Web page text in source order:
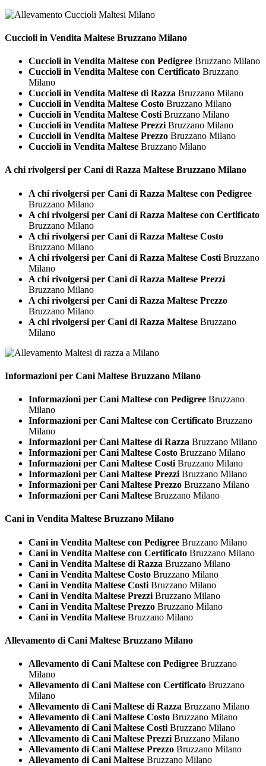
Cuccioli in Vendita Maltese Bruzzano Milano
Cuccioli in Vendita Maltese con Pedigree Bruzzano Milano
Cuccioli in Vendita Maltese con Certificato Bruzzano
Milano
Cuccioli in Vendita Maltese di Razza Bruzzano Milano
Cuccioli in Vendita Maltese Costo Bruzzano Milano
Cuccioli in Vendita Maltese Costi Bruzzano Milano
Cuccioli in Vendita Maltese Prezzi Bruzzano Milano
Cuccioli in Vendita Maltese Prezzo Bruzzano Milano
Cuccioli in Vendita Maltese Bruzzano Milano
A chi rivolgersi per Cani di Razza Maltese Bruzzano Milano
A chi rivolgersi per Cani di Razza Maltese con Pedigree
Bruzzano Milano
A chi rivolgersi per Cani di Razza Maltese con Certificato
Bruzzano Milano
A chi rivolgersi per Cani di Razza Maltese Costo
Bruzzano Milano
A chi rivolgersi per Cani di Razza Maltese Costi Bruzzano
Milano
A chi rivolgersi per Cani di Razza Maltese Prezzi
Bruzzano Milano
A chi rivolgersi per Cani di Razza Maltese Prezzo
Bruzzano Milano
A chi rivolgersi per Cani di Razza Maltese Bruzzano
Milano
Informazioni per Cani Maltese Bruzzano Milano
Informazioni per Cani Maltese con Pedigree Bruzzano
Milano
Informazioni per Cani Maltese con Certificato Bruzzano
Milano
Informazioni per Cani Maltese di Razza Bruzzano Milano
Informazioni per Cani Maltese Costo Bruzzano Milano
Informazioni per Cani Maltese Costi Bruzzano Milano
Informazioni per Cani Maltese Prezzi Bruzzano Milano
Informazioni per Cani Maltese Prezzo Bruzzano Milano
Informazioni per Cani Maltese Bruzzano Milano
Cani in Vendita Maltese Bruzzano Milano
Cani in Vendita Maltese con Pedigree Bruzzano Milano
Cani in Vendita Maltese con Certificato Bruzzano Milano
Cani in Vendita Maltese di Razza Bruzzano Milano
Cani in Vendita Maltese Costo Bruzzano Milano
Cani in Vendita Maltese Costi Bruzzano Milano
Cani in Vendita Maltese Prezzi Bruzzano Milano
Cani in Vendita Maltese Prezzo Bruzzano Milano
Cani in Vendita Maltese Bruzzano Milano
Allevamento di Cani Maltese Bruzzano Milano
Allevamento di Cani Maltese con Pedigree Bruzzano
Milano
Allevamento di Cani Maltese con Certificato Bruzzano
Milano
Allevamento di Cani Maltese di Razza Bruzzano Milano
Allevamento di Cani Maltese Costo Bruzzano Milano
Allevamento di Cani Maltese Costi Bruzzano Milano
Allevamento di Cani Maltese Prezzi Bruzzano Milano
Allevamento di Cani Maltese Prezzo Bruzzano Milano
Allevamento di Cani Maltese Bruzzano Milano